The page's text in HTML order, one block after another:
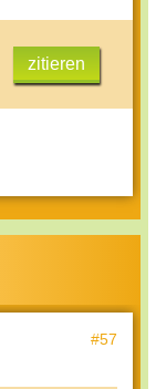
zitieren
#57